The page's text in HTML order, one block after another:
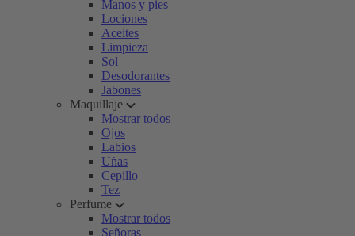
Manos y pies
Lociones
Aceites
Limpieza
Sol
Desodorantes
Jabones
Maquillaje
Mostrar todos
Ojos
Labios
Uñas
Cepillo
Tez
Perfume
Mostrar todos
Señoras